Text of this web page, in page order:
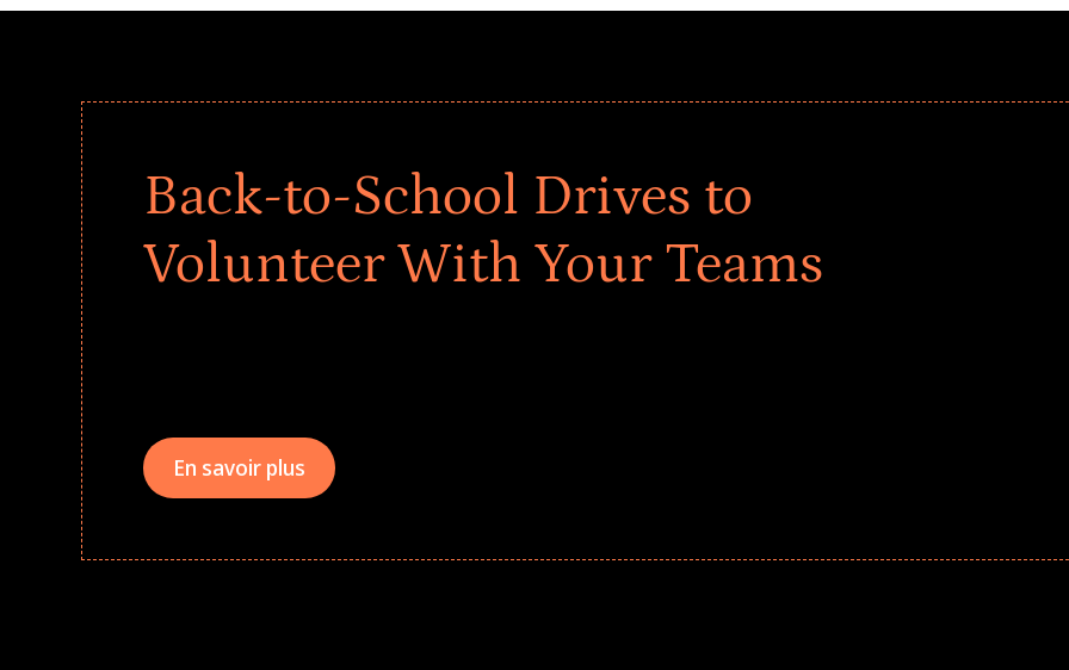
Back-to-School Drives to
Volunteer With Your Teams
En savoir plus